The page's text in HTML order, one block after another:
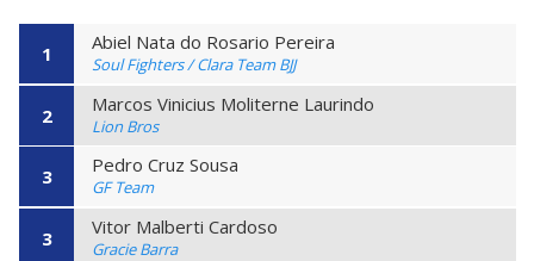
1 Abiel Nata do Rosario Pereira
Soul Fighters / Clara Team BJJ
2 Marcos Vinicius Moliterne Laurindo
Lion Bros
3 Pedro Cruz Sousa
GF Team
3 Vitor Malberti Cardoso
Gracie Barra